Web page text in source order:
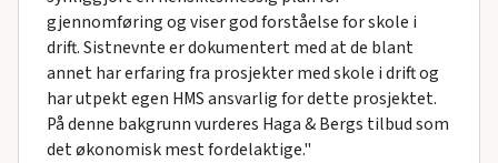
gjennomføring og viser god forståelse for skole i
drift. Sistnevnte er dokumentert med at de blant
annet har erfaring fra prosjekter med skole i drift og
har utpekt egen HMS ansvarlig for dette prosjektet.
På denne bakgrunn vurderes Haga & Bergs tilbud som
det økonomisk mest fordelaktige."